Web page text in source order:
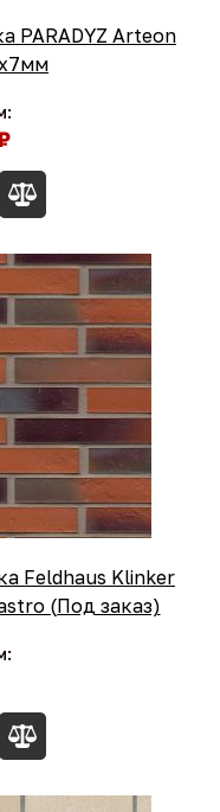
PARADYZ Arteon
Feldhaus Klinker
(Под заказ)